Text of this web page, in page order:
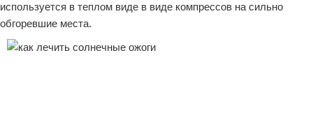
используется в теплом виде в виде компрессов на сильно
обгоревшие места.